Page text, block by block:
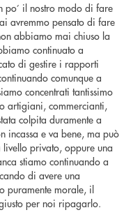
po’ il nostro modo di fare
avremmo pensato di fare
abbiamo mai chiuso la
continuato a
di gestire i rapporti
comunque a
concentrati tantissimo
artigiani, commercianti,
colpita duramente a
incassa e va bene, ma può
livello privato, oppure una
stiamo continuando a
di avere una
puramente morale, il
per noi ripagarlo.